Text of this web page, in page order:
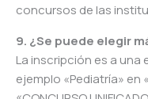
concursos de las
9. ¿Se puede elegir
La inscripción es a
ejemplo «Pediatría» en